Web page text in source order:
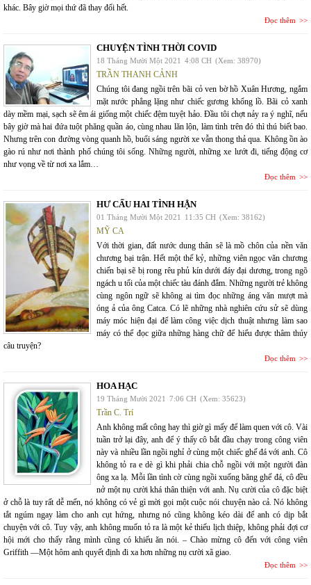
khác. Bây giờ mọi thứ đã thay đổi hết.
Đọc thêm
CHUYỆN TÌNH THỜI COVID
18 Tháng Mười Một 2021 4:08 CH (Xem: 38970)
TRẦN THANH CẢNH
Chúng tôi đang ngồi trên bãi cỏ ven bờ hồ Xuân Hương, ngắm
mặt nước phẳng lặng như chiếc gương khổng lồ. Bãi cỏ xanh
dày mềm mại, sạch sẽ êm ái giống một chiếc đệm tuyệt hảo. Đầu tôi chợt nảy ra ý nghĩ, nếu
bây giờ mà hai đứa tuột phăng quần áo, cùng nhau lăn lộn, làm tình trên đó thì thú biết bao.
Nhưng trên con đường vòng quanh hồ, buổi sáng người xe vẫn thong thả qua. Không ồn ào
gào rú như nơi thành phố chúng tôi sống. Những người, những xe lướt đi, tiếng động cơ
như vọng về từ nơi xa lắm…
Đọc thêm
HƯ CẤU HAI TÌNH HẬN
01 Tháng Mười Một 2021 11:35 CH (Xem: 38162)
MỸ CA
Với thời gian, đất nước dung thân sẽ là mồ chôn của nền văn
chương bại trận. Hết một thế kỷ, những viên ngọc văn chương
chiến bại sẽ bị rong rêu phủ kín dưới đáy đại dương, trong ngõ
ngách u tối của một chiếc tàu đánh đắm. Những người trẻ không
cùng ngôn ngữ sẽ không ai tìm đọc những áng văn mượt mà
óng ả của ông Catca. Có lẽ những nhà nghiên cứu sử sẽ dùng
máy móc hiện đại để làm công việc dịch thuật nhưng làm sao
máy có thể đọc giữa những hàng chữ để hiểu được thâm thúy
câu truyện?
Đọc thêm
HOA HẠC
19 Tháng Mười 2021 7:06 CH (Xem: 35623)
Trần C. Trí
Anh không mất công hay thì giờ gì mấy để làm quen với cô. Vài
tuần trở lại đây, anh để ý thấy cô bắt đầu chạy trong công viên
này và nhiều lần ngồi nghỉ ở cùng một chiếc ghế đá với anh. Cô
không tỏ ra e dè gì khi phải chia chỗ ngồi với một người đàn
ông xa lạ. Mỗi lần tình cờ cùng ngồi xuống băng ghế đá, cô đều
nở một nụ cười khá thân thiện với anh. Nụ cười của cô đặc biệt
ở chỗ là tuy rất dễ mến, nó không có vẻ gì mời gọi một cuộc nói chuyện nào cả. Nó không
tắt ngúm ngay làm cho anh cụt hứng, nhưng nó cũng không kéo dài để anh có dịp bắt
chuyện với cô. Tuy vậy, anh không muốn tỏ ra là một kẻ thiếu lịch thiệp, không phải đợi cơ
hội mới cho thấy rằng mình cũng có khiếu ăn nói. – Chào mừng cô đến với công viên
Griffith —Một hôm anh quyết định đi xa hơn những nụ cười xã giao.
Đọc thêm